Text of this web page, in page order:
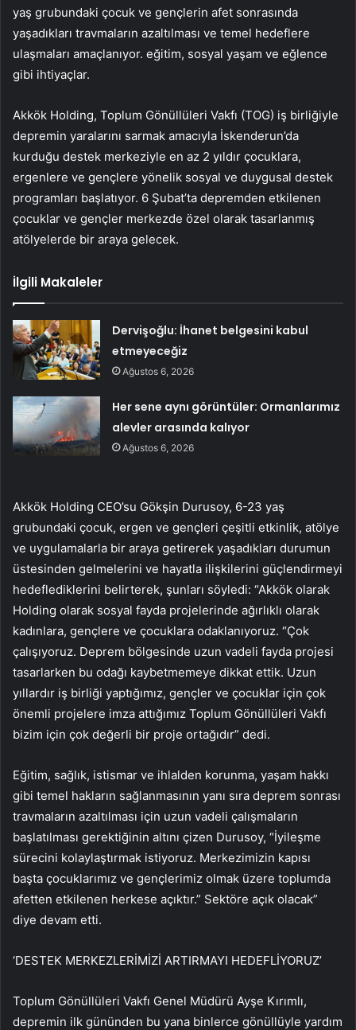
yaş grubundaki çocuk ve gençlerin afet sonrasında
yaşadıkları travmaların azaltılması ve temel hedeflere
ulaşmaları amaçlanıyor. eğitim, sosyal yaşam ve eğlence
gibi ihtiyaçlar.
Akkök Holding, Toplum Gönüllüleri Vakfı (TOG) iş birliğiyle
depremin yaralarını sarmak amacıyla İskenderun’da
kurduğu destek merkeziyle en az 2 yıldır çocuklara,
ergenlere ve gençlere yönelik sosyal ve duygusal destek
programları başlatıyor. 6 Şubat’ta depremden etkilenen
çocuklar ve gençler merkezde özel olarak tasarlanmış
atölyelerde bir araya gelecek.
İlgili Makaleler
Dervişoğlu: İhanet belgesini kabul
etmeyeceğiz
Ağustos 6, 2026
Her sene aynı görüntüler: Ormanlarımız
alevler arasında kalıyor
Ağustos 6, 2026
Akkök Holding CEO’su Gökşin Durusoy, 6-23 yaş
grubundaki çocuk, ergen ve gençleri çeşitli etkinlik, atölye
ve uygulamalarla bir araya getirerek yaşadıkları durumun
üstesinden gelmelerini ve hayatla ilişkilerini güçlendirmeyi
hedeflediklerini belirterek, şunları söyledi: “Akkök olarak
Holding olarak sosyal fayda projelerinde ağırlıklı olarak
kadınlara, gençlere ve çocuklara odaklanıyoruz. “Çok
çalışıyoruz. Deprem bölgesinde uzun vadeli fayda projesi
tasarlarken bu odağı kaybetmemeye dikkat ettik. Uzun
yıllardır iş birliği yaptığımız, gençler ve çocuklar için çok
önemli projelere imza attığımız Toplum Gönüllüleri Vakfı
bizim için çok değerli bir proje ortağıdır” dedi.
Eğitim, sağlık, istismar ve ihlalden korunma, yaşam hakkı
gibi temel hakların sağlanmasının yanı sıra deprem sonrası
travmaların azaltılması için uzun vadeli çalışmaların
başlatılması gerektiğinin altını çizen Durusoy, “İyileşme
sürecini kolaylaştırmak istiyoruz. Merkezimizin kapısı
başta çocuklarımız ve gençlerimiz olmak üzere toplumda
afetten etkilenen herkese açıktır.” Sektöre açık olacak”
diye devam etti.
‘DESTEK MERKEZLERİMİZİ ARTIRMAYI HEDEFLİYORUZ’
Toplum Gönüllüleri Vakfı Genel Müdürü Ayşe Kırımlı,
depremin ilk gününden bu yana binlerce gönüllüyle yardım